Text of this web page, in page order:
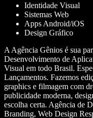
Identidade Visual
Sistemas Web
Apps Android/iOS
Design Gráfico
A Agência Gênios é sua
Desenvolvimento de
Visual em todo Brasil.
Lançamentos. Fazemos
graphics e filmagem com
publicidade moderna,
escolha certa. Agência de
Branding, Web Design